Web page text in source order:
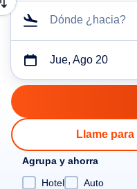
Dónde ¿hacia?
Jue, Ago 20
Llame
Agrupa y ahorra
Hotel
Auto